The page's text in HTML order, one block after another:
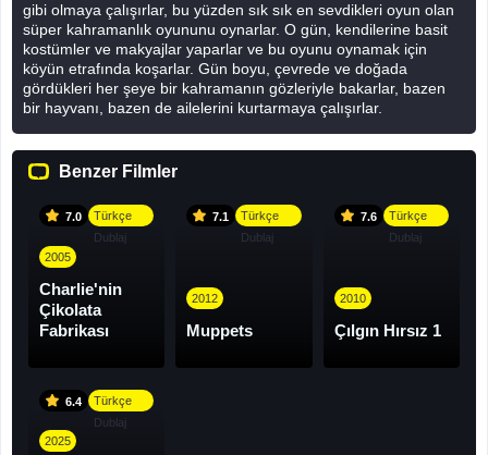
gibi olmaya çalışırlar, bu yüzden sık sık en sevdikleri oyun olan
süper kahramanlık oyununu oynarlar. O gün, kendilerine basit
kostümler ve makyajlar yaparlar ve bu oyunu oynamak için
köyün etrafında koşarlar. Gün boyu, çevrede ve doğada
gördükleri her şeye bir kahramanın gözleriyle bakarlar, bazen
bir hayvanı, bazen de ailelerini kurtarmaya çalışırlar.
Benzer Filmler
7.0
Türkçe
Dublaj
2005
Charlie'nin
Çikolata
Fabrikası
7.1
Türkçe
Dublaj
2012
Muppets
7.6
Türkçe
Dublaj
2010
Çılgın Hırsız 1
6.4
Türkçe
Dublaj
2025